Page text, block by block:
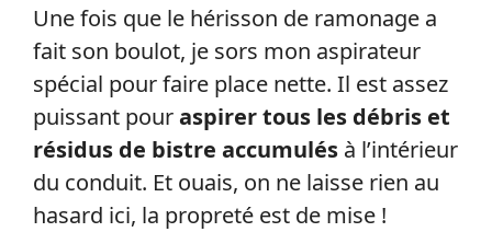
Une fois que le hérisson de ramonage a
fait son boulot, je sors mon aspirateur
spécial pour faire place nette. Il est assez
puissant pouraspirer tous les débris et
résidus de bistre accumulés à l’intérieur
du conduit. Et ouais, on ne laisse rien au
hasard ici, la propreté est de mise !